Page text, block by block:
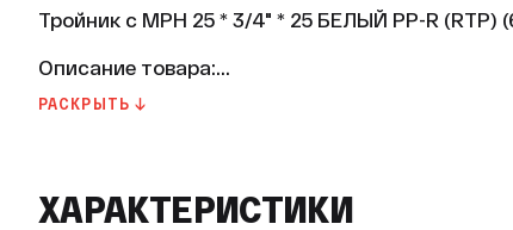
Тройник с МРН 25 * 3/4" * 25 БЕЛЫЙ PP-R (RTP)
Описание товара:
Тройник с наружной резьбой от бренда RTP —
Основные характеристики:
РАСКРЫТЬ ↓
ХАРАКТЕРИСТИКИ